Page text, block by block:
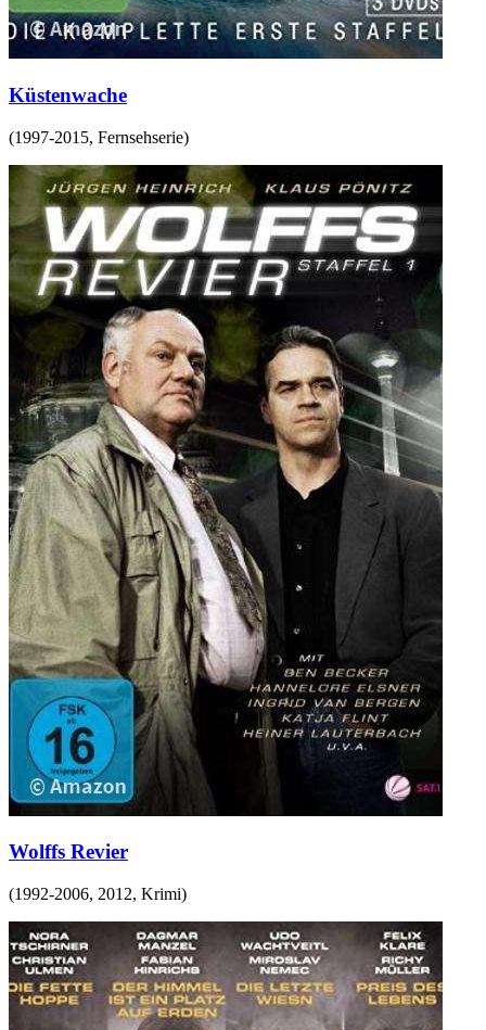
Küstenwache
(1997-2015, Fernsehserie)
Wolffs Revier
(1992-2006, 2012, Krimi)